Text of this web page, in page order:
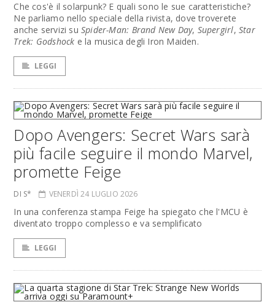
Che cos'è il solarpunk? E quali sono le sue caratteristiche?
Ne parliamo nello speciale della rivista, dove troverete
anche servizi su Spider-Man: Brand New Day, Supergirl, Star
Trek: Godshock e la musica degli Iron Maiden.
LEGGI
Dopo Avengers: Secret Wars sarà
più facile seguire il mondo Marvel,
promette Feige
DI S* VENERDÌ 24 LUGLIO 2026
In una conferenza stampa Feige ha spiegato che l'MCU è
diventato troppo complesso e va semplificato
LEGGI